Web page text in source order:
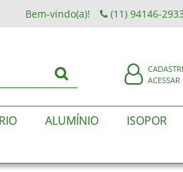
Bem-vindo(a)! (11) 94146-2933
ACESSAR
ALUMÍNIO ISOPOR